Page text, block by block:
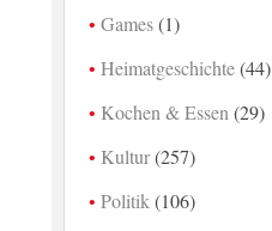
Games(1)
Heimatgeschichte(44)
Kochen & Essen (29)
Kultur(257)
Politik (106)